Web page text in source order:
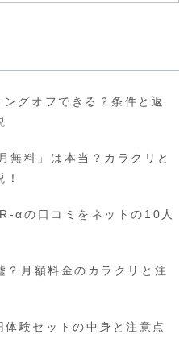
グオフできる？条件と返
無料」は本当？カラクリと
αの口コミをネットの10人
？月額料金のカラクリと注
験セットの中身と注意点